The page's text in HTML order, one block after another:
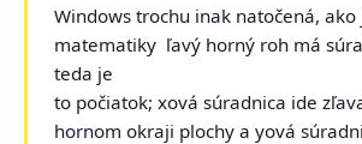
Windows trochu inak natočená, ako
matematiky ­ ľavý horný roh má
teda je
to počiatok; x­ová súradnica ide
hornom okraji plochy a y­ová